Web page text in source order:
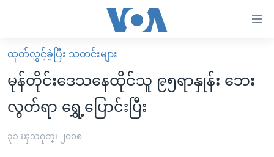
လွယ်ကူ
စေ
Link
များ
မူလစာမျက်နှာ
မြန်မာ
ကမ္ဘာ့သတင်းများ
ထုတ်လွှင့်ခဲ့ပြီး သတင်းများ
မုန်တိုင်းဒေသနေထိုင်သူ ၉၅ရာနှုန်း ဘေး
လွတ်ရာ ရွှေ့ပြောင်းပြီး
၃၁ ၾသဂုတ္၊ ၂၀၀၈